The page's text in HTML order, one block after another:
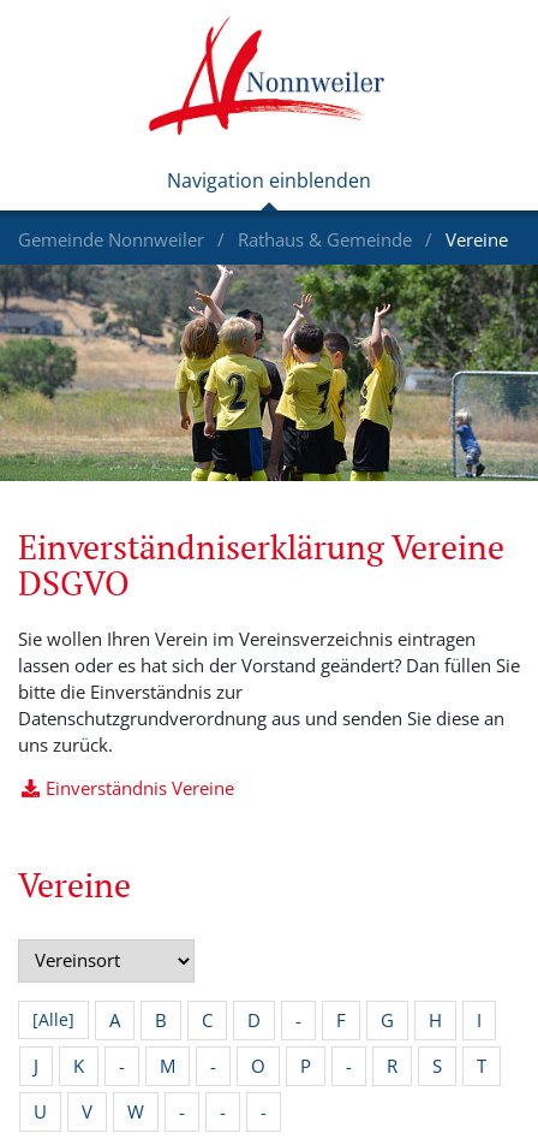
Gemeinde Nonnweiler Rathaus & Gemeinde Vereine
Einverständniserklärung Vereine
DSGVO
Sie wollen Ihren Verein im Vereinsverzeichnis eintragen
lassen oder es hat sich der Vorstand geändert? Dan füllen Sie
bitte die Einverständnis zur
Datenschutzgrundverordnung aus und senden Sie diese an
uns zurück.
Einverständnis Vereine
Vereine
[Alle] A B C D - F G H
I
J
K - M - O P - R S
T
U
V W - - -